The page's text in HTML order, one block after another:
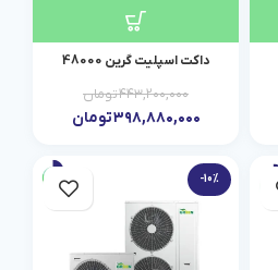
داکت اسپلیت گرین 48000
۴۴۳,۲۰۰,۰۰۰تومان
۳۹۸,۸۸۰,۰۰۰تومان
-10%